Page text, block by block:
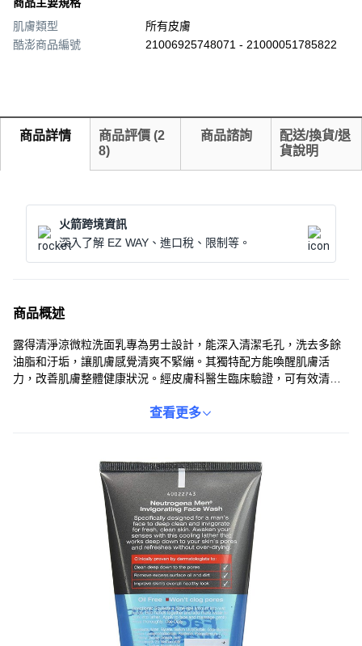
肌膚類型
所有皮膚
酷澎商品編號
21006925748071 - 21000051785822
商品詳情 商品評價 (2
8)
商品諮詢
配送/換貨/退
貨說明
火箭跨境資訊
深入了解 EZ WAY、進口稅、限制等。
商品概述
露得清淨涼微粒洗面乳專為男士設計，能深入清潔毛孔，洗去多餘
油脂和汙垢，讓肌膚感覺清爽不緊繃。其獨特配方能喚醒肌膚活
力，改善肌膚整體健康狀況。經皮膚科醫生臨床驗證，可有效清潔
上搓揉起泡，輕輕按摩臉部後徹底沖洗乾淨。每天使用，讓肌膚保
查看更多